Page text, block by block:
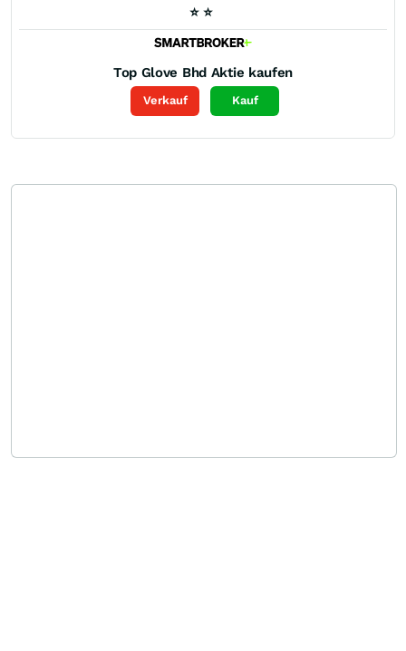
⭐ ⭐
Top Glove Bhd Aktie kaufen
Verkauf Kauf